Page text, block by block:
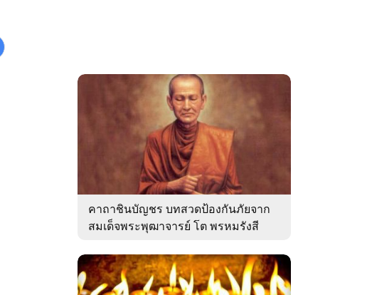
คาถาชินบัญชร บทสวดป้องกันภัยจาก
สมเด็จพระพุฒาจารย์ โต พรหมรังสี